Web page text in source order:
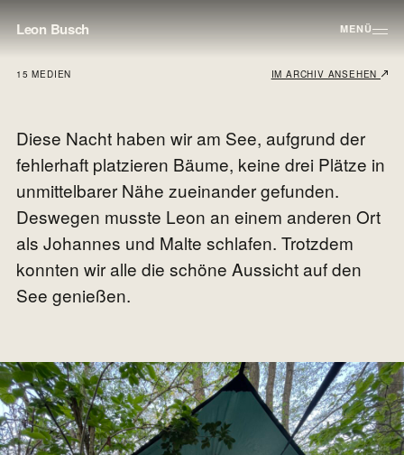
Leon Busch MENÜ
15 MEDIEN IM ARCHIV ANSEHEN
Diese Nacht haben wir am See, aufgrund der
fehlerhaft platzieren Bäume, keine drei Plätze in
unmittelbarer Nähe zueinander gefunden.
Deswegen musste Leon an einem anderen Ort
als Johannes und Malte schlafen. Trotzdem
konnten wir alle die schöne Aussicht auf den
See genießen.